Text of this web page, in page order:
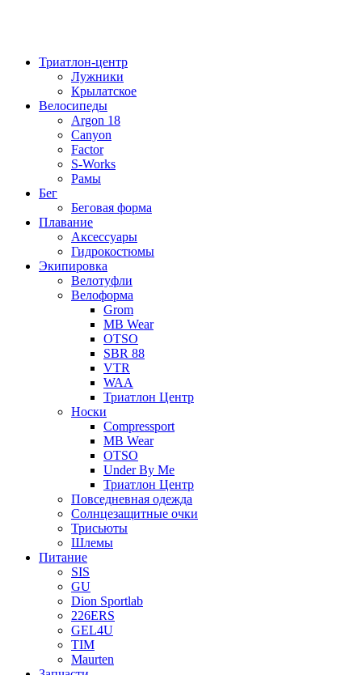
Триатлон-центр
Лужники
Крылатское
Велосипеды
Argon 18
Canyon
Factor
S-Works
Рамы
Бег
Беговая форма
Плавание
Аксессуары
Гидрокостюмы
Экипировка
Велотуфли
Велоформа
Grom
MB Wear
OTSO
SBR 88
VTR
WAA
Триатлон Центр
Носки
Compressport
MB Wear
OTSO
Under By Me
Триатлон Центр
Повседневная одежда
Солнцезащитные очки
Трисьюты
Шлемы
Питание
SIS
GU
Dion Sportlab
226ERS
GEL4U
TIM
Maurten